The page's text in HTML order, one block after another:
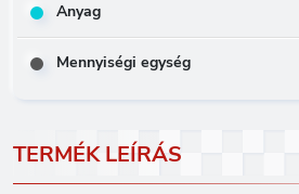
TERMÉK LEÍRÁS
Anyag
Mennyiségi egység